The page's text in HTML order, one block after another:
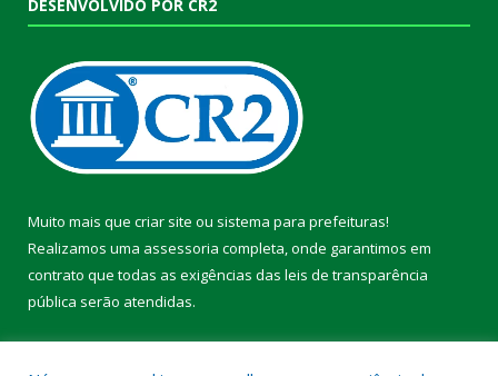
DESENVOLVIDO POR CR2
Muito mais que criar site ou sistema para prefeituras!
Realizamos uma assessoria completa, onde garantimos em
contrato que todas as exigências das leis de transparência
pública serão atendidas.